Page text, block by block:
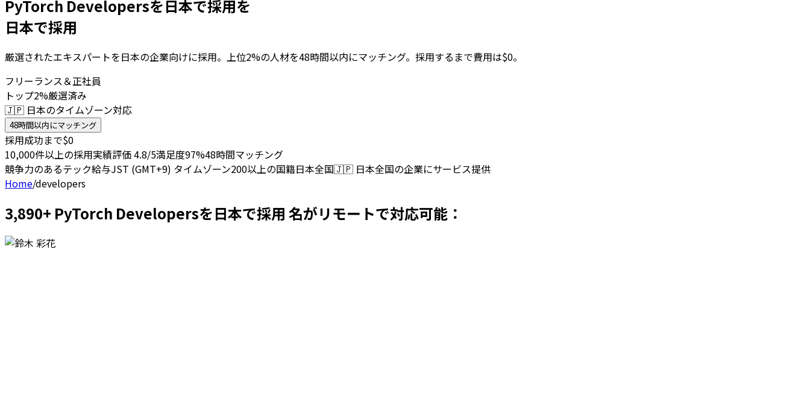
PyTorch Developersを日本で採用を
日本で採用
厳選されたエキスパートを日本の企業向けに採用。上位2%の人材を48時間以内にマッチング。採用するまで費用は$0。
フリーランス＆正社員
トップ2%厳選済み
🇯🇵 日本のタイムゾーン対応
48時間以内にマッチング
採用成功まで$0
10,000件以上の採用実績評価 4.8/5満足度97%48時間マッチング
競争力のあるテック給与JST (GMT+9) タイムゾーン200以上の国籍日本全国🇯🇵 日本全国の企業にサービス提供
Home/developers
3,890+ PyTorch Developersを日本で採用 名がリモートで対応可能：